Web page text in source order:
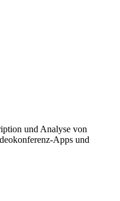
und Analyse von
Apps und